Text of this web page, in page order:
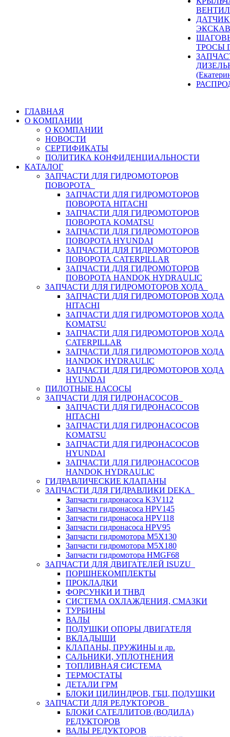
ТРОСЫ
ГЛАВНАЯ
О КОМПАНИИ
О КОМПАНИИ
НОВОСТИ
СЕРТИФИКАТЫ
ПОЛИТИКА КОНФИДЕНЦИАЛЬНОСТИ
КАТАЛОГ
ЗАПЧАСТИ ДЛЯ ГИДРОМОТОРОВ
ПОВОРОТА
ЗАПЧАСТИ ДЛЯ ГИДРОМОТОРОВ
ПОВОРОТА HITACHI
ЗАПЧАСТИ ДЛЯ ГИДРОМОТОРОВ
ПОВОРОТА KOMATSU
ЗАПЧАСТИ ДЛЯ ГИДРОМОТОРОВ
ПОВОРОТА HYUNDAI
ЗАПЧАСТИ ДЛЯ ГИДРОМОТОРОВ
ПОВОРОТА CATERPILLAR
ЗАПЧАСТИ ДЛЯ ГИДРОМОТОРОВ
ПОВОРОТА HANDOK HYDRAULIC
ЗАПЧАСТИ ДЛЯ ГИДРОМОТОРОВ ХОДА
ЗАПЧАСТИ ДЛЯ ГИДРОМОТОРОВ ХОДА
HITACHI
ЗАПЧАСТИ ДЛЯ ГИДРОМОТОРОВ ХОДА
KOMATSU
ЗАПЧАСТИ ДЛЯ ГИДРОМОТОРОВ ХОДА
CATERPILLAR
ЗАПЧАСТИ ДЛЯ ГИДРОМОТОРОВ ХОДА
HANDOK HYDRAULIC
ЗАПЧАСТИ ДЛЯ ГИДРОМОТОРОВ ХОДА
HYUNDAI
ПИЛОТНЫЕ НАСОСЫ
ЗАПЧАСТИ ДЛЯ ГИДРОНАСОСОВ
ЗАПЧАСТИ ДЛЯ ГИДРОНАСОСОВ
HITACHI
ЗАПЧАСТИ ДЛЯ ГИДРОНАСОСОВ
KOMATSU
ЗАПЧАСТИ ДЛЯ ГИДРОНАСОСОВ
HYUNDAI
ЗАПЧАСТИ ДЛЯ ГИДРОНАСОСОВ
HANDOK HYDRAULIC
ГИДРАВЛИЧЕСКИЕ КЛАПАНЫ
ЗАПЧАСТИ ДЛЯ ГИДРАВЛИКИ DEKA
Запчасти гидронасоса K3V112
Запчасти гидронасоса HPV145
Запчасти гидронасоса HPV118
Запчасти гидронасоса HPV95
Запчасти гидромотора M5X130
Запчасти гидромотора M5X180
Запчасти гидромотора HMGF68
ЗАПЧАСТИ ДЛЯ ДВИГАТЕЛЕЙ ISUZU
ПОРШНЕКОМПЛЕКТЫ
ПРОКЛАДКИ
ФОРСУНКИ И ТНВД
СИСТЕМА ОХЛАЖДЕНИЯ, СМАЗКИ
ТУРБИНЫ
ВАЛЫ
ПОДУШКИ ОПОРЫ ДВИГАТЕЛЯ
ВКЛАДЫШИ
КЛАПАНЫ, ПРУЖИНЫ и др.
САЛЬНИКИ, УПЛОТНЕНИЯ
ТОПЛИВНАЯ СИСТЕМА
ТЕРМОСТАТЫ
ДЕТАЛИ ГРМ
БЛОКИ ЦИЛИНДРОВ, ГБЦ, ПОДУШКИ
ЗАПЧАСТИ ДЛЯ РЕДУКТОРОВ
БЛОКИ САТЕЛЛИТОВ (ВОДИЛА)
РЕДУКТОРОВ
ВАЛЫ РЕДУКТОРОВ